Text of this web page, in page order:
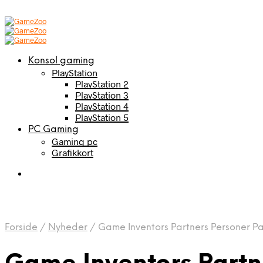
Konsol gaming
PlayStation
PlayStation 2
PlayStation 3
PlayStation 4
PlayStation 5
PC Gaming
Gaming pc
Grafikkort
Forside / Nyheder / Game Inventors Partners Personer